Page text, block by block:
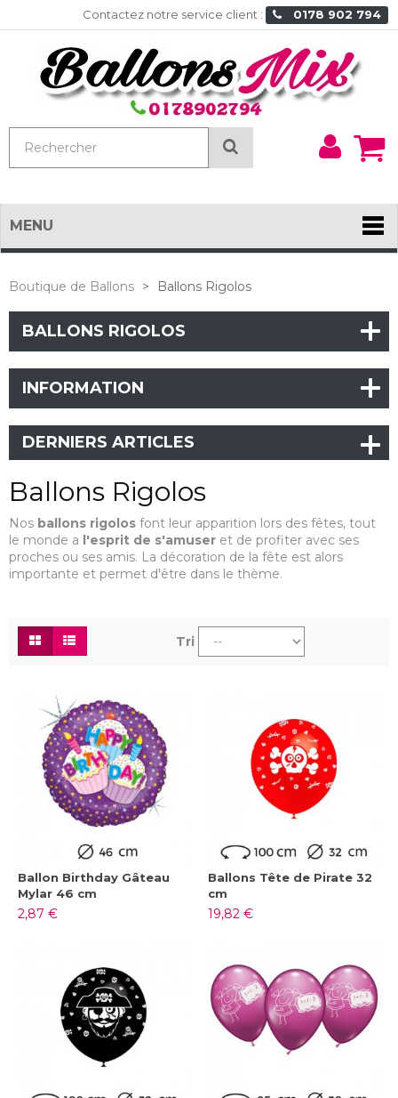
Contactez notre service client : 0178 902 794
Rechercher
Mon
MENU
Boutique de Ballons > Ballons Rigolos
BALLONS RIGOLOS
INFORMATION
DERNIERS ARTICLES
Ballons Rigolos
Nos ballons rigolos font leur apparition lors des fêtes, tout
le monde a l'esprit de s'amuser et de profiter avec ses
proches ou ses amis. La décoration de la fête est alors
importante et permet d'être dans le thème.
Tri
Ballon Birthday Gâteau
Mylar 46 cm
2,87 €
Ballons Tête de Pirate 32
cm
19,82 €